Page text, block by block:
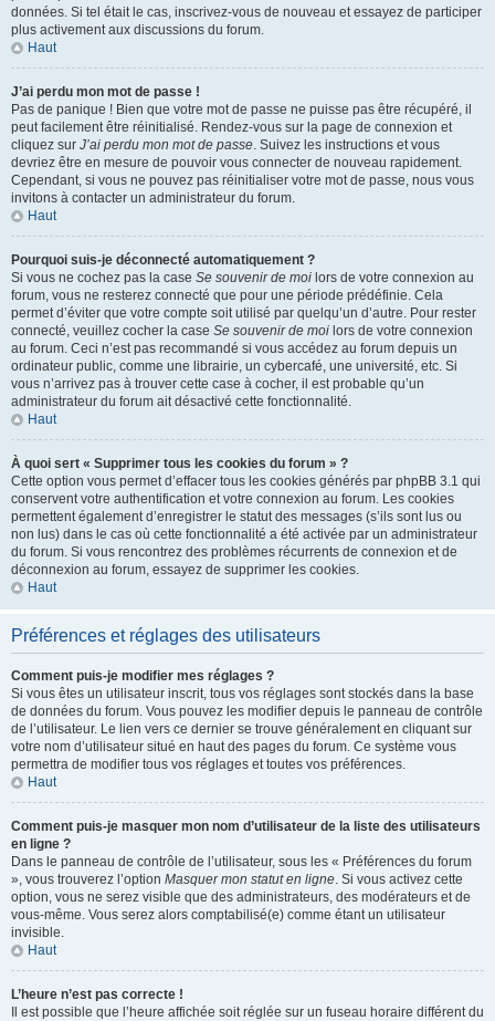
données. Si tel était le cas, inscrivez-vous de nouveau et essayez de participer
plus activement aux discussions du forum.
Haut
J’ai perdu mon mot de passe !
Pas de panique ! Bien que votre mot de passe ne puisse pas être récupéré, il
peut facilement être réinitialisé. Rendez-vous sur la page de connexion et
cliquez sur J’ai perdu mon mot de passe. Suivez les instructions et vous
devriez être en mesure de pouvoir vous connecter de nouveau rapidement.
Cependant, si vous ne pouvez pas réinitialiser votre mot de passe, nous vous
invitons à contacter un administrateur du forum.
Haut
Pourquoi suis-je déconnecté automatiquement ?
Si vous ne cochez pas la case Se souvenir de moi lors de votre connexion au
forum, vous ne resterez connecté que pour une période prédéfinie. Cela
permet d’éviter que votre compte soit utilisé par quelqu’un d’autre. Pour rester
connecté, veuillez cocher la case Se souvenir de moi lors de votre connexion
au forum. Ceci n’est pas recommandé si vous accédez au forum depuis un
ordinateur public, comme une librairie, un cybercafé, une université, etc. Si
vous n’arrivez pas à trouver cette case à cocher, il est probable qu’un
administrateur du forum ait désactivé cette fonctionnalité.
Haut
À quoi sert « Supprimer tous les cookies du forum » ?
Cette option vous permet d’effacer tous les cookies générés par phpBB 3.1 qui
conservent votre authentification et votre connexion au forum. Les cookies
permettent également d’enregistrer le statut des messages (s’ils sont lus ou
non lus) dans le cas où cette fonctionnalité a été activée par un administrateur
du forum. Si vous rencontrez des problèmes récurrents de connexion et de
déconnexion au forum, essayez de supprimer les cookies.
Haut
Préférences et réglages des utilisateurs
Comment puis-je modifier mes réglages ?
Si vous êtes un utilisateur inscrit, tous vos réglages sont stockés dans la base
de données du forum. Vous pouvez les modifier depuis le panneau de contrôle
de l’utilisateur. Le lien vers ce dernier se trouve généralement en cliquant sur
votre nom d’utilisateur situé en haut des pages du forum. Ce système vous
permettra de modifier tous vos réglages et toutes vos préférences.
Haut
Comment puis-je masquer mon nom d’utilisateur de la liste des utilisateurs
en ligne ?
Dans le panneau de contrôle de l’utilisateur, sous les « Préférences du forum
», vous trouverez l’option Masquer mon statut en ligne. Si vous activez cette
option, vous ne serez visible que des administrateurs, des modérateurs et de
vous-même. Vous serez alors comptabilisé(e) comme étant un utilisateur
invisible.
Haut
L’heure n’est pas correcte !
Il est possible que l’heure affichée soit réglée sur un fuseau horaire différent du